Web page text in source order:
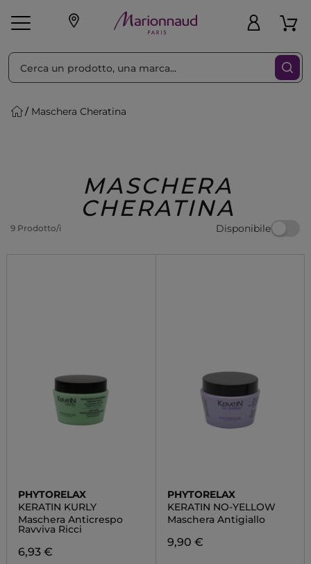
Make-up Profumi
Regalo
Maschera Cheratina
MASCHERA
CHERATINA
9 Prodotto/i Disponibile
Ordina per Filtra
PHYTORELAX
KERATIN KURLY
Maschera Anticrespo
Ravviva Ricci
6,93 €
PHYTORELAX
KERATIN NO-YELLOW
Maschera Antigiallo
9,90 €